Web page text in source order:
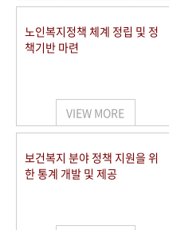
노인복지정책 체계 정립 및 정
책기반 마련
VIEW MORE
보건복지 분야 정책 지원을 위
한 통계 개발 및 제공